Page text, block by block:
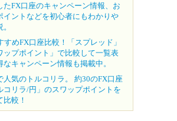
たFX口座のキャンペーン情報、お
イントなどを初心者にもわかりや
すめFX口座比較！「スプレッド」
ップポイント」で比較して一覧表
なキャンペーン情報も掲載中。
人気のトルコリラ。 約30のFX口座
コリラ/円」のスワップポイントを
比較！